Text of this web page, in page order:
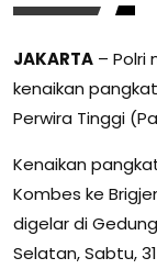
JAKARTA – Polri
kenaikan
Perwira Tinggi
Kenaikan
Kombes ke
digelar di
Selatan, Sabtu,